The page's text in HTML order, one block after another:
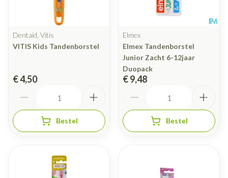
Dentaid, Vitis
VITIS Kids Tandenborstel
€ 4,50
Bestel
Elmex
Elmex Tandenborstel
Junior Zacht 6-12jaar
Duopack
€ 9,48
Bestel